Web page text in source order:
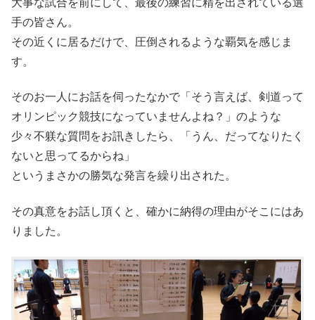
大事な試合を前にして、最後の練習に精を出されている選
手の皆さん。
その近くに居るだけで、圧倒されるような覇気を感じま
す。
そのお一人にお話を伺ったなかで「そう言えば、剣道って
オリンピック競技になっていませんよね？」のような
少々不躾な質問をお訊きしたら、「うん、だってなりたく
ないと思ってるからね」
というまさかの勝気な発言を繰り出された。
その真意をお話し頂くと、確かに納得の理由がそこにはあ
りました。